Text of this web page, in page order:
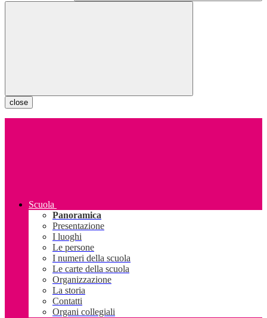
close
Scuola
Panoramica
Presentazione
I luoghi
Le persone
I numeri della scuola
Le carte della scuola
Organizzazione
La storia
Contatti
Organi collegiali